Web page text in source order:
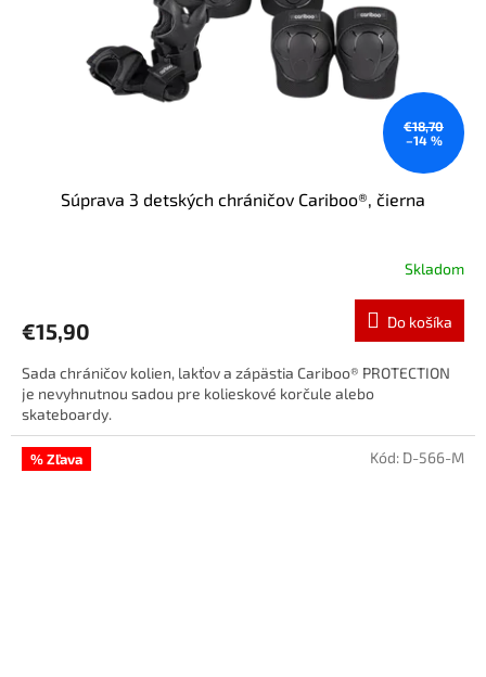
€18,70
–14 %
Súprava 3 detských chráničov Cariboo®, čierna
Skladom
€15,90 Do košíka
Sada chráničov kolien, lakťov a zápästia Cariboo® PROTECTION
je nevyhnutnou sadou pre kolieskové korčule alebo
skateboardy.
% Zľava Kód: D-566-M